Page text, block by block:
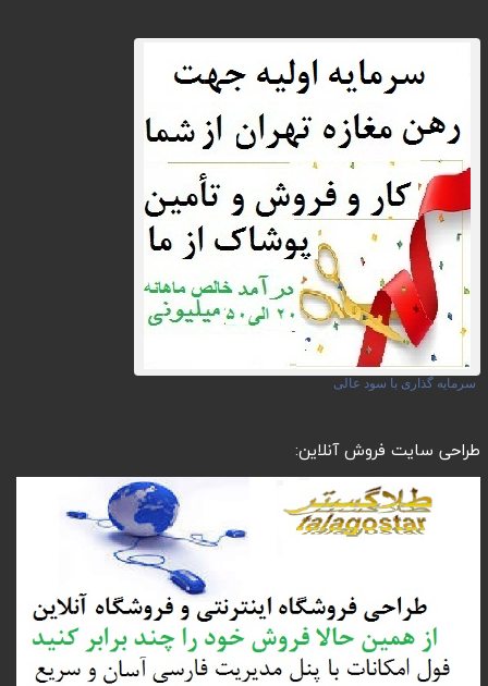
سرمایه گذاری با سود عالی
طراحی سایت فروش آنلاین: